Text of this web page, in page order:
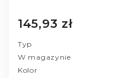
145,93 zł
Typ
W magazynie
Kolor